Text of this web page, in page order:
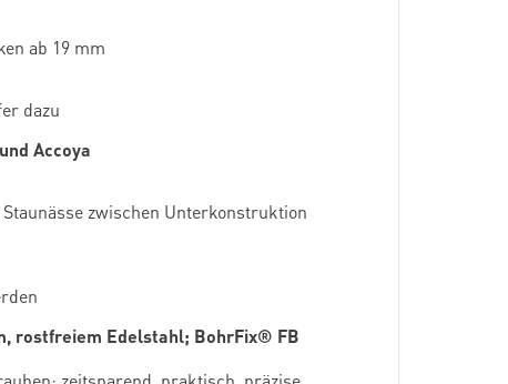
ab 19 mm
dazu
Accoya
zwischen Unterkonstruktion
rostfreiem Edelstahl; BohrFix® FB